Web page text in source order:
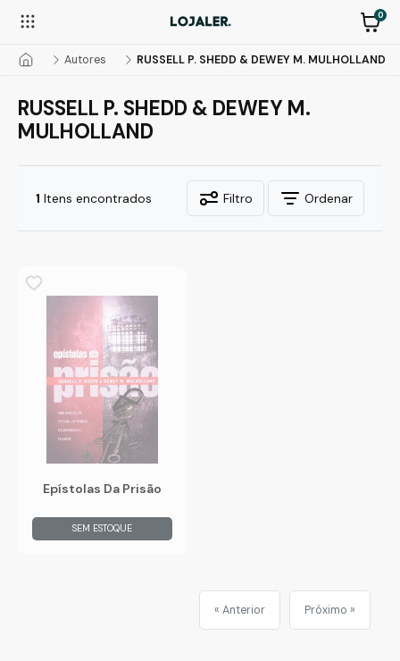
0
Autores RUSSELL P. SHEDD & DEWEY M. MULHOLLAND
RUSSELL P. SHEDD & DEWEY M.
MULHOLLAND
1 Itens encontrados Filtro Ordenar
Epístolas Da Prisão
SEM ESTOQUE
« Anterior Próximo »